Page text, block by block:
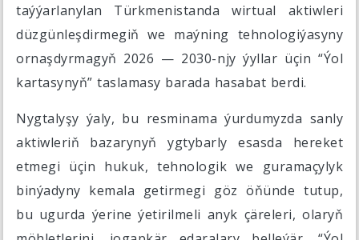
taýýarlanylan Türkmenistanda wirtual aktiwleri
düzgünleşdirmegiň we maýning tehnologiýasyny
ornaşdyrmagyň 2026 — 2030-njy ýyllar üçin “Ýol
kartasynyň” taslamasy barada hasabat berdi.
Nygtalyşy ýaly, bu resminama ýurdumyzda sanly
aktiwleriň bazarynyň ygtybarly esasda hereket
etmegi üçin hukuk, tehnologik we guramaçylyk
binýadyny kemala getirmegi göz öňünde tutup,
bu ugurda ýerine ýetirilmeli anyk çäreleri, olaryň